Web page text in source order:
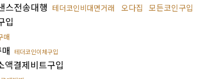
스전송대행 테더코인비대면거래 오다집 모든코인구입
입
매
테더코인이체구입
액결제비트구입